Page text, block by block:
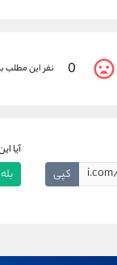
0 نفر این مطلب
کپی
آیا